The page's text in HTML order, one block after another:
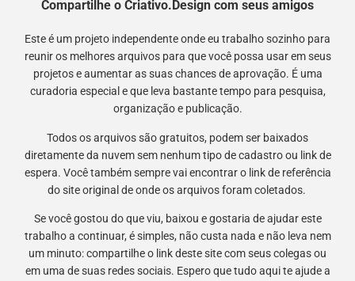
Compartilhe o Criativo.Design com seus amigos
Este é um projeto independente onde eu trabalho sozinho para
reunir os melhores arquivos para que você possa usar em seus
projetos e aumentar as suas chances de aprovação. É uma
curadoria especial e que leva bastante tempo para pesquisa,
organização e publicação.
Todos os arquivos são gratuitos, podem ser baixados
diretamente da nuvem sem nenhum tipo de cadastro ou link de
espera. Você também sempre vai encontrar o link de referência
do site original de onde os arquivos foram coletados.
Se você gostou do que viu, baixou e gostaria de ajudar este
trabalho a continuar, é simples, não custa nada e não leva nem
um minuto: compartilhe o link deste site com seus colegas ou
em uma de suas redes sociais. Espero que tudo aqui te ajude a